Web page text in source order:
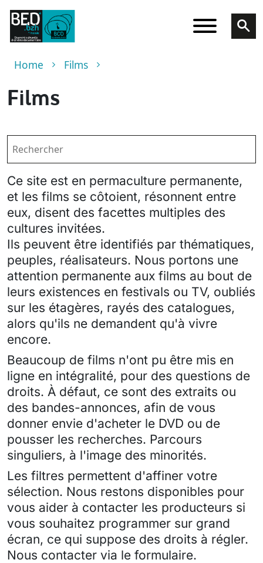
Skip to main content
Breadcrumb
Home Films
Films
Ce site est en permaculture permanente,
et les films se côtoient, résonnent entre
eux, disent des facettes multiples des
cultures invitées.
Ils peuvent être identifiés par thématiques,
peuples, réalisateurs. Nous portons une
attention permanente aux films au bout de
leurs existences en festivals ou TV, oubliés
sur les étagères, rayés des catalogues,
alors qu'ils ne demandent qu'à vivre
encore.
Beaucoup de films n'ont pu être mis en
ligne en intégralité, pour des questions de
droits. À défaut, ce sont des extraits ou
des bandes-annonces, afin de vous
donner envie d'acheter le DVD ou de
pousser les recherches. Parcours
singuliers, à l'image des minorités.
Les filtres permettent d'affiner votre
sélection. Nous restons disponibles pour
vous aider à contacter les producteurs si
vous souhaitez programmer sur grand
écran, ce qui suppose des droits à régler.
Nous contacter via le formulaire.